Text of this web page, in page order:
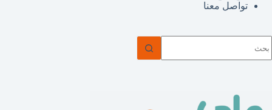
تواصل معنا
توجد